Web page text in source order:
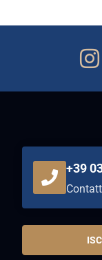
+39